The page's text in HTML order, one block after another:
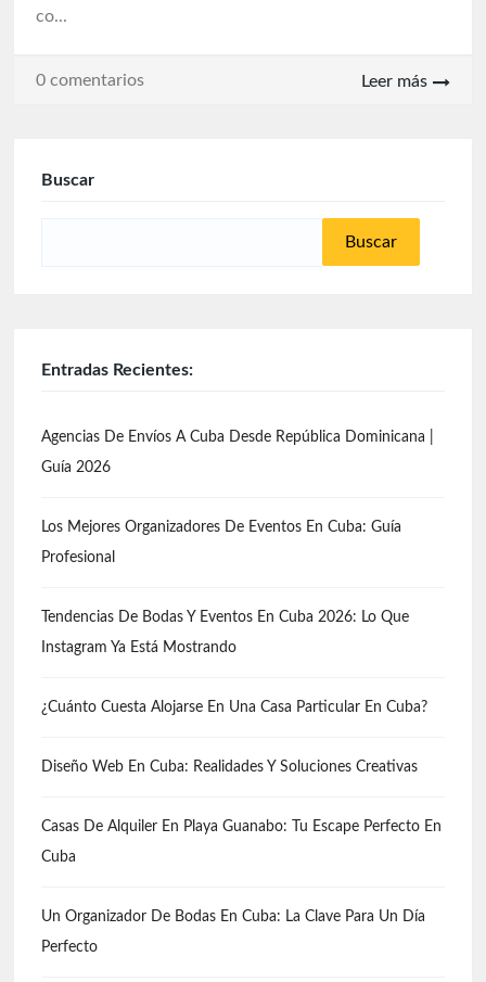
co...
0 comentarios Leer más
Buscar
Entradas Recientes:
Agencias De Envíos A Cuba Desde República Dominicana |
Guía 2026
Los Mejores Organizadores De Eventos En Cuba: Guía
Profesional
Tendencias De Bodas Y Eventos En Cuba 2026: Lo Que
Instagram Ya Está Mostrando
¿Cuánto Cuesta Alojarse En Una Casa Particular En Cuba?
Diseño Web En Cuba: Realidades Y Soluciones Creativas
Casas De Alquiler En Playa Guanabo: Tu Escape Perfecto En
Cuba
Un Organizador De Bodas En Cuba: La Clave Para Un Día
Perfecto